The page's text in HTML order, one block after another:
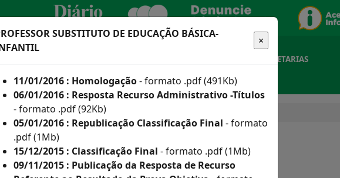
SECRETARIAS
aqui os editais
SUBSTITUTO DE EDUCAÇÃO BÁSICA-
11/01/2016 : Homologação- formato .pdf (491Kb)
06/01/2016 : Resposta Recurso Administrativo -Títulos
- formato .pdf (92Kb)
05/01/2016 : Republicação Classificação Final - formato
.pdf (1Mb)
15/12/2015 : Classificação Final - formato .pdf (1Mb)
09/11/2015 : Publicação da Resposta de Recurso